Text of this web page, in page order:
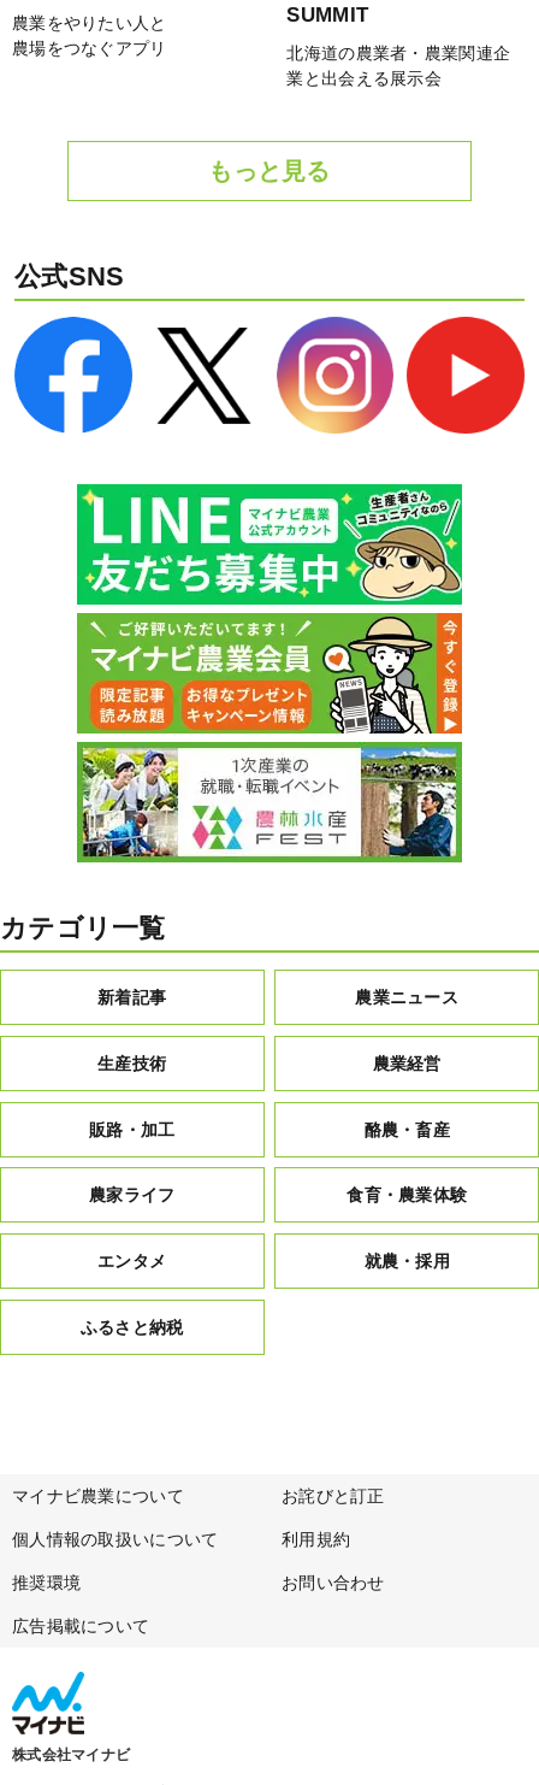
農業をやりたい人と
農場をつなぐアプリ
SUMMIT
北海道の農業者・農業関連企
業と出会える展示会
もっと見る
公式SNS
カテゴリ一覧
新着記事 農業ニュース
生産技術 農業経営
販路・加工 酪農・畜産
農家ライフ 食育・農業体験
エンタメ 就農・採用
ふるさと納税
マイナビ農業について お詫びと訂正
個人情報の取扱いについて 利用規約
推奨環境 お問い合わせ
広告掲載について
株式会社マイナビ